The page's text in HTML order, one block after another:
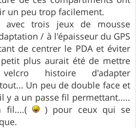
un peu trop facilement.
avec trois jeux de mousse
/ à l'épaisseur du GPS
de centrer le PDA et éviter
plus aurait été de mettre
histoire d'adapter
Un peu de double face et
y a un passe fil permettant.....
fil....(
) pour ceux qui se